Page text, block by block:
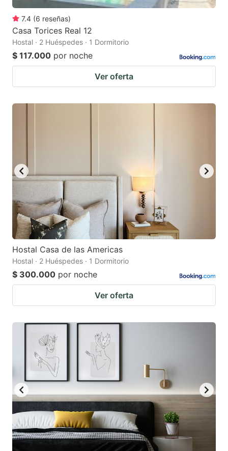
7.4 (6 reseñas)
Casa Torices Real 12
Hostal · 2 Huéspedes · 1 Dormitorio
$ 117.000 por noche
Ver oferta
Hostal Casa de las Americas
Hostal · 2 Huéspedes · 1 Dormitorio
$ 300.000 por noche
Ver oferta